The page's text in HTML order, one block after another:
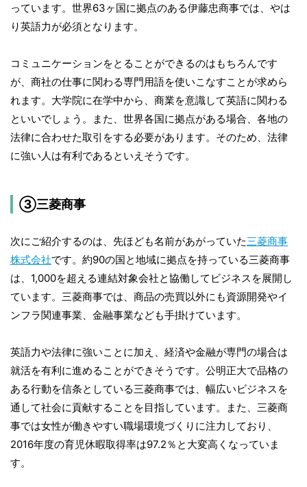
っています。世界63ヶ国に拠点のある伊藤忠商事では、やは
り英語力が必須となります。
コミュニケーションをとることができるのはもちろんです
が、商社の仕事に関わる専門用語を使いこなすことが求めら
れます。大学院に在学中から、商業を意識して英語に関わる
といいでしょう。また、世界各国に拠点がある場合、各地の
法律に合わせた取引をする必要があります。そのため、法律
に強い人は有利であるといえそうです。
③三菱商事
次にご紹介するのは、先ほども名前があがっていた三菱商事
株式会社です。約90の国と地域に拠点を持っている三菱商事
は、1,000を超える連結対象会社と協働してビジネスを展開し
ています。三菱商事では、商品の売買以外にも資源開発やイ
ンフラ関連事業、金融事業なども手掛けています。
英語力や法律に強いことに加え、経済や金融が専門の場合は
就活を有利に進めることができそうです。公明正大で品格の
ある行動を信条としている三菱商事では、幅広いビジネスを
通して社会に貢献することを目指しています。また、三菱商
事では女性が働きやすい職場環境づくりに注力しており、
2016年度の育児休暇取得率は97.2％と大変高くなっていま
す。